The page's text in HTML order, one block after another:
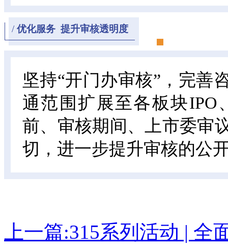
/ 优化服务 提升审核透明度
坚持“开门办审核”，完善
通范围扩展至各板块IPO
前、审核期间、上市委审
切，进一步提升审核的公
上一篇:315系列活动 | 全